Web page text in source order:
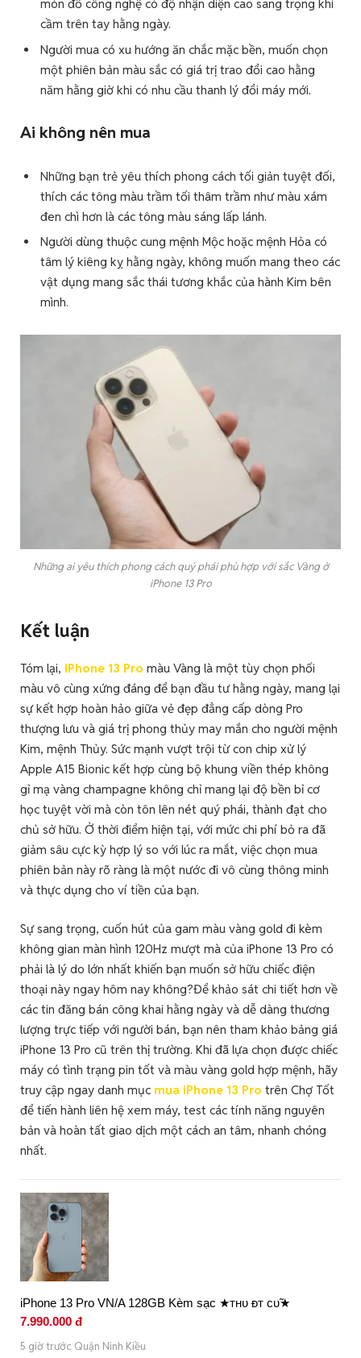
món đồ công nghệ có độ nhận diện cao sang trọng khi
cầm trên tay hằng ngày.
Người mua có xu hướng ăn chắc mặc bền, muốn chọn
một phiên bản màu sắc có giá trị trao đổi cao hằng
năm hằng giờ khi có nhu cầu thanh lý đổi máy mới.
Ai không nên mua
Những bạn trẻ yêu thích phong cách tối giản tuyệt đối,
thích các tông màu trầm tối thâm trầm như màu xám
đen chì hơn là các tông màu sáng lấp lánh.
Người dùng thuộc cung mệnh Mộc hoặc mệnh Hỏa có
tâm lý kiêng kỵ hằng ngày, không muốn mang theo các
vật dụng mang sắc thái tương khắc của hành Kim bên
mình.
Những ai yêu thích phong cách quý phái phù hợp với sắc Vàng ở
iPhone 13 Pro
Kết luận
Tóm lại, iPhone 13 Pro màu Vàng là một tùy chọn phối
màu vô cùng xứng đáng để bạn đầu tư hằng ngày, mang lại
sự kết hợp hoàn hảo giữa vẻ đẹp đẳng cấp dòng Pro
thượng lưu và giá trị phong thủy may mắn cho người mệnh
Kim, mệnh Thủy. Sức mạnh vượt trội từ con chip xử lý
Apple A15 Bionic kết hợp cùng bộ khung viền thép không
gỉ mạ vàng champagne không chỉ mang lại độ bền bỉ cơ
học tuyệt vời mà còn tôn lên nét quý phái, thành đạt cho
chủ sở hữu. Ở thời điểm hiện tại, với mức chi phí bỏ ra đã
giảm sâu cực kỳ hợp lý so với lúc ra mắt, việc chọn mua
phiên bản này rõ ràng là một nước đi vô cùng thông minh
và thực dụng cho ví tiền của bạn.
Sự sang trọng, cuốn hút của gam màu vàng gold đi kèm
không gian màn hình 120Hz mượt mà của iPhone 13 Pro có
phải là lý do lớn nhất khiến bạn muốn sở hữu chiếc điện
thoại này ngay hôm nay không?Để khảo sát chi tiết hơn về
các tin đăng bán công khai hằng ngày và dễ dàng thương
lượng trực tiếp với người bán, bạn nên tham khảo bảng giá
iPhone 13 Pro cũ trên thị trường. Khi đã lựa chọn được chiếc
máy có tình trạng pin tốt và màu vàng gold hợp mệnh, hãy
truy cập ngay danh mục mua iPhone 13 Pro trên Chợ Tốt
để tiến hành liên hệ xem máy, test các tính năng nguyên
bản và hoàn tất giao dịch một cách an tâm, nhanh chóng
nhất.
iPhone 13 Pro VN/A 128GB Kèm sạc ★ᴛʜᴜ ᴆᴛ ᴄᴜ̃★
7.990.000 đ
5 giờ trước Quận Ninh Kiều